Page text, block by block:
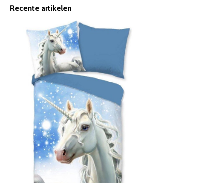
Recente artikelen